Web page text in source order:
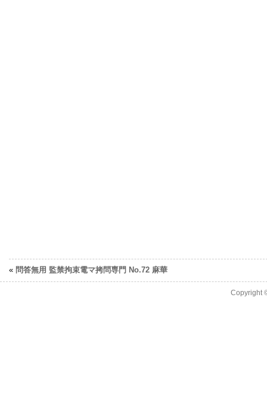
« 問答無用 監禁拘束電マ拷問専門 No.72 麻華
Copyright